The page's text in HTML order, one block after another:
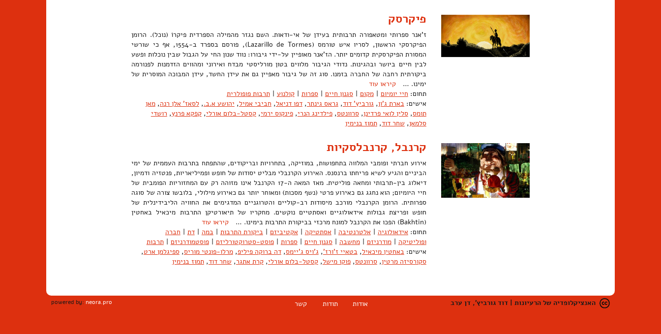
פיקרסק
ז'אנר ספרותי ומטאפורה תרבותית בעידן של אי-ודאות. השם נגזר מהמילה הספרדית פיקרוֹ (נוכל). הרומן
הפיקרסקי הראשון, לסריו איש טורמס (Lazarillo de Tormes), פורסם בספרד ב-1554, אף כי שורשי
המסורת הפיקרסקית קדומים יותר. הז'אנר מאופיין על-ידי גיבורו: נווד שנון החי על הגבול שבין נוכלות ופשע
לבין חיים ביושר ובהגינות. נדודי הגיבור מלווים בטון מורליסטי מבדח ואירוני ומהווים הזדמנות לפנורמה
ביקורתית רחבה של החברה בזמנו. סוג זה של גיבור מאפיין גם את עידן החשד, עידן המבוכה המוסרית של
ימינו. …קיראו עוד
תחום: חיי יומיום | מקום | סגנון חיים | ספרות | קולנוע | תרבות פופולרית
אישים:בארת ג'ון, גורביץ' דוד, גראס גינתר,דפו דניאל, חביבי אמיל, יהושע א.ב.,לסאז' אלן רנה,מאן
תומס,סלין לואי פרדינן,סרוונטס,פילדינג הנרי,פינקוס ירמי,קסטל-בלום אורלי,קפקא פרנץ, רושדי
סלמאן, שחר דוד,תמוז בנימין
קרנבל, קרנבלסקיות
אירוע חברתי ופומבי המלווה בתחפושות, במוזיקה, בתחרויות ובריקודים, שהתפתח בתרבות העממית של ימי
הביניים והגיע לשיא פריחתו ברנסנס. האירוע הקרנבלי מבליט יסודות של חופש ופמיליאריות, פנטזיה ודמיון,
דיאלוג בין-תרבותי ומחאה פוליטית. מאז המאה ה-17 הקרנבל אינו מזוהה רק עם המחזוריות הפומבית של
חיי היומיום; הוא נחגג גם כאירוע פרטי (נשף מסכות) ומאוחר יותר גם כאירוע מילולי, בלובשו צורה של סוגה
ספרותית. הרומן הקרנבלי מורכב מיסודות רב-קוליים והטרוגניים המדגימים את החוויה הליבידינלית של
חופש ופריצת גבולות אידאולוגיים ואסתטיים נוקשים. מחקריו של תיאורטיקן התרבות מיכאיל באחטין
(Bakhtin) הפכו את הקרנבל למונח מרכזי בביקורת התרבות בימינו. …
קיראו עוד
תחום: אידאולוגיה | אלטרנטיבה | אסתטיקה | אקטיביזם | ביקורת התרבות | במה | דת | חברה
ופוליטיקה | מודרניזם | מחשבה | סגנון חיים | ספרות | פוסט-סטרוקטורליזם | פוסטמודרניזם | תרבות
אישים:באחטין מיכאיל,בטאיי ז'ורז', ג'ויס ג'יימס,דה ברוקה פיליפ,מרלו-פונטי מוריס,ספיגלמן ארט,
סקורסיזה מרטין,סרוונטס,פוקו מישל,קסטל-בלום אורלי,קרת אתגר, שחר דוד,תמוז בנימין
האנציקלופדיה של הרעיונות | דוד גורביץ', דן ערב אודות תודות קשר powered by:neora.pro